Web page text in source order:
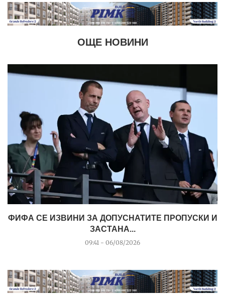
ОЩЕ НОВИНИ
ФИФА СЕ ИЗВИНИ ЗА ДОПУСНАТИТЕ ПРОПУСКИ И
ЗАСТАНА...
09:41 - 06/08/2026